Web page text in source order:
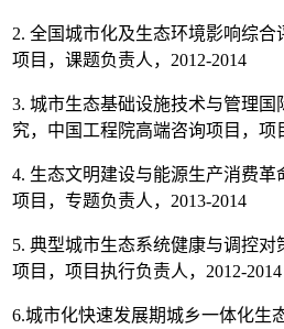
2. 全国城市化及生态环境影响综
项目，课题负责人，2012-2014
3. 城市生态基础设施技术与管理
究，中国工程院高端咨询项目，项
4. 生态文明建设与能源生产消费革
项目，专题负责人，2013-2014
5. 典型城市生态系统健康与调控
项目，项目执行负责人，2012-2014
6.城市化快速发展期城乡一体化生